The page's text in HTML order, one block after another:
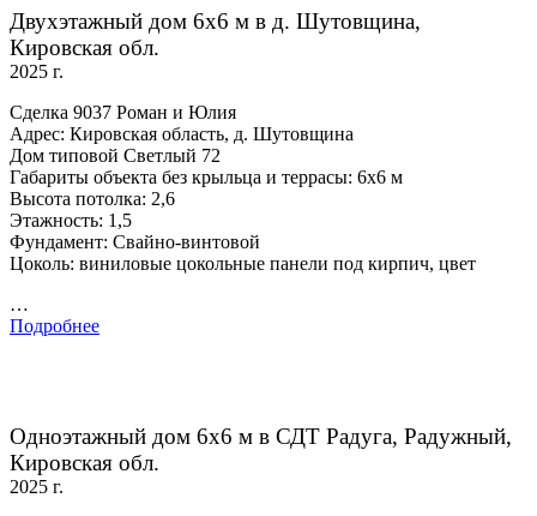
Двухэтажный дом 6х6 м в д. Шутовщина,
Кировская обл.
2025 г.
Сделка 9037 Роман и Юлия
Адрес: Кировская область, д. Шутовщина
Дом типовой Светлый 72
Габариты объекта без крыльца и террасы: 6х6 м
Высота потолка: 2,6
Этажность: 1,5
Фундамент: Свайно-винтовой
Цоколь: виниловые цокольные панели под кирпич, цвет
…
Подробнее
Одноэтажный дом 6х6 м в СДТ Радуга, Радужный,
Кировская обл.
2025 г.